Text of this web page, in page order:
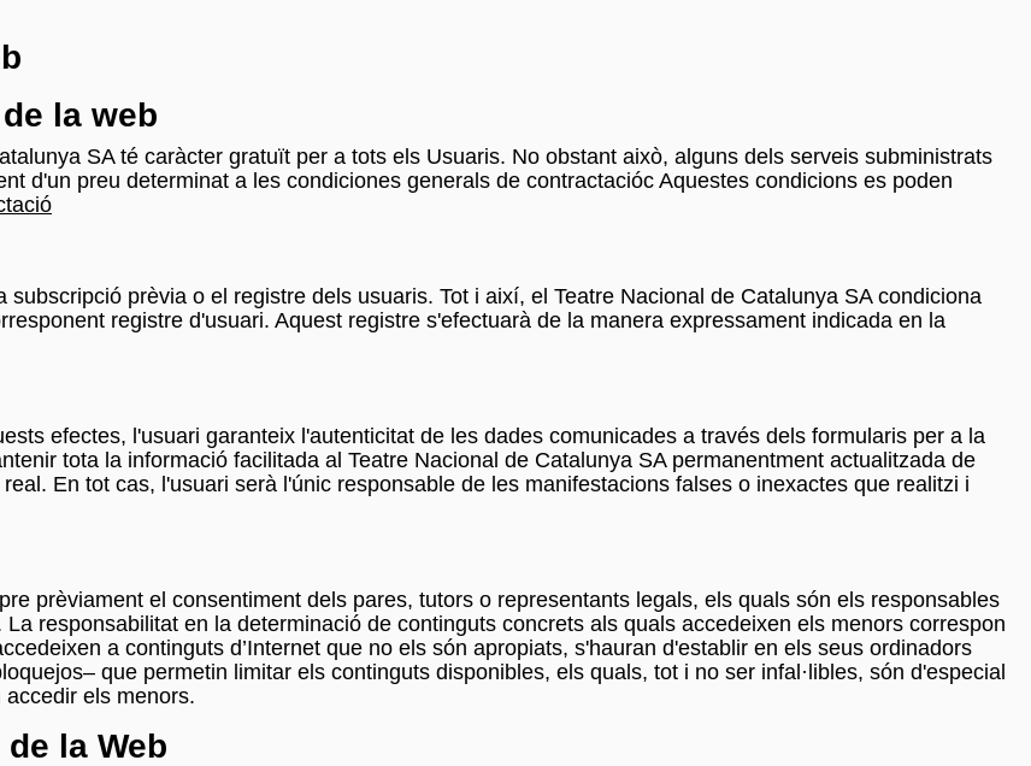
la web
SA té caràcter gratuït per a tots els Usuaris. No obstant això, alguns dels serveis subministrats
d'un preu determinat a les condiciones generals de contractacióc Aquestes condicions es poden
prèvia o el registre dels usuaris. Tot i així, el Teatre Nacional de Catalunya SA condiciona
registre d'usuari. Aquest registre s'efectuarà de la manera expressament indicada en la
efectes, l'usuari garanteix l'autenticitat de les dades comunicades a través dels formularis per a la
tota la informació facilitada al Teatre Nacional de Catalunya SA permanentment actualitzada de
En tot cas, l'usuari serà l'únic responsable de les manifestacions falses o inexactes que realitzi i
prèviament el consentiment dels pares, tutors o representants legals, els quals són els responsables
responsabilitat en la determinació de continguts concrets als quals accedeixen els menors correspon
a continguts d’Internet que no els són apropiats, s'hauran d'establir en els seus ordinadors
que permetin limitar els continguts disponibles, els quals, tot i no ser infal·libles, són d'especial
els menors.
la Web